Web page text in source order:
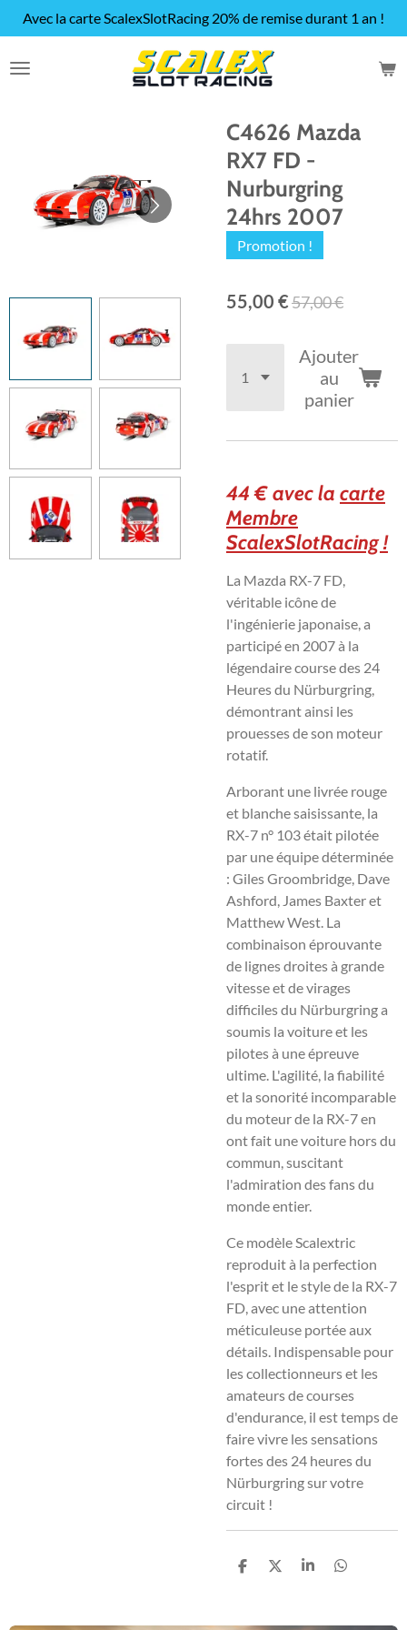
Passer
au
contenu
Avec la carte ScalexSlotRacing 20% de remise durant 1 an !
C4626 Mazda
RX7 FD -
Nurburgring
24hrs 2007
Promotion !
55,00 €57,00 €
Ajouter
au
panier
44 € avec la carte
Membre
ScalexSlotRacing !
La Mazda RX-7 FD,
véritable icône de
l'ingénierie japonaise, a
participé en 2007 à la
légendaire course des 24
Heures du Nürburgring,
démontrant ainsi les
prouesses de son moteur
rotatif.
Arborant une livrée rouge
et blanche saisissante, la
RX-7 n° 103 était pilotée
par une équipe déterminée
: Giles Groombridge, Dave
Ashford, James Baxter et
Matthew West. La
combinaison éprouvante
de lignes droites à grande
vitesse et de virages
difficiles du Nürburgring a
soumis la voiture et les
pilotes à une épreuve
ultime. L'agilité, la fiabilité
et la sonorité incomparable
du moteur de la RX-7 en
ont fait une voiture hors du
commun, suscitant
l'admiration des fans du
monde entier.
Ce modèle Scalextric
reproduit à la perfection
l'esprit et le style de la RX-7
FD, avec une attention
méticuleuse portée aux
détails. Indispensable pour
les collectionneurs et les
amateurs de courses
d'endurance, il est temps de
faire vivre les sensations
fortes des 24 heures du
Nürburgring sur votre
circuit !
P
P
P
P